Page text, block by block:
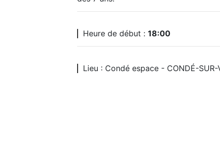
Heure de début : 18:00
Lieu : Condé espace - CONDÉ-SUR-